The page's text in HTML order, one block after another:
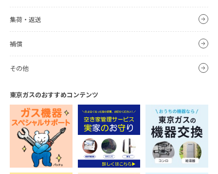
集荷・返送
補償
その他
東京ガスのおすすめコンテンツ